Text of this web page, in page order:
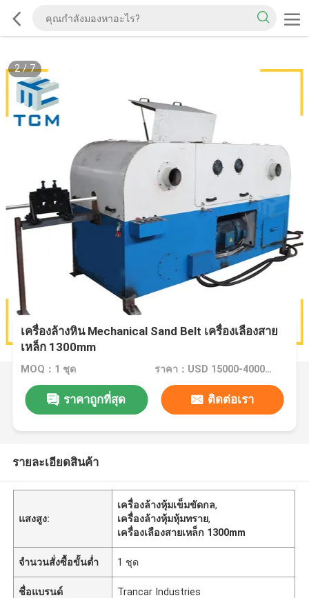
2/7
เครื่องล้างหิน Mechanical Sand Belt เครื่องเลืองสาย
เหล็ก 1300mm
MOQ：1 ชุด ราคา：USD 15000-40000 Dollar per set
ราคาถูกที่สุด ติดต่อเรา
รายละเอียดสินค้า
แสงสูง:
เครื่องล้างหุ้มเข็มขัดกล,
เครื่องล้างหุ้มหุ้มทราย,
เครื่องเลืองสายเหล็ก 1300mm
จำนวนสั่งซื้อขั้นต่ำ 1 ชุด
ชื่อแบรนด์ Trancar Industries